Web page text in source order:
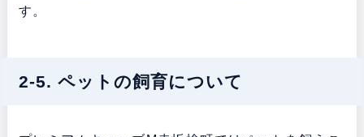
す。
2-5. ペットの飼育について